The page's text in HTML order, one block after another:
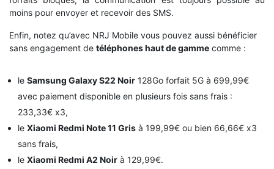
moins pour envoyer et recevoir des SMS.
Enfin, notez qu’avec NRJ Mobile vous pouvez aussi bénéficier
sans engagement de téléphones haut de gamme comme :
le Samsung Galaxy S22 Noir 128Go forfait 5G à 699,99€
avec paiement disponible en plusieurs fois sans frais :
233,33€ x3,
le Xiaomi Redmi Note 11 Gris à 199,99€ ou bien 66,66€ x3
sans frais,
le Xiaomi Redmi A2 Noir à 129,99€.